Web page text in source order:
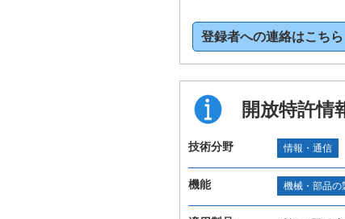
登録者への連絡はこちら
開放特許情
技術分野 情報・通信
機能 機械・部品の